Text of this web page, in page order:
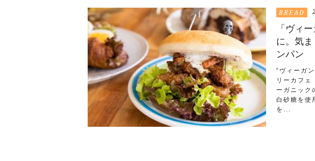
BREAD
「ヴィ
に。気
ンパン
“ヴィーガ
リーカフェ
ーガニック
白砂糖を使
を...